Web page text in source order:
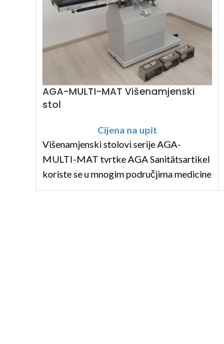
AGA-MULTI-MAT Višenamjenski
stol
Cijena na upit
Višenamjenski stolovi serije AGA-
MULTI-MAT tvrtke AGA Sanitätsartikel
koriste se u mnogim područjima medicine
zahvaljujući opsežnim mogućnostima